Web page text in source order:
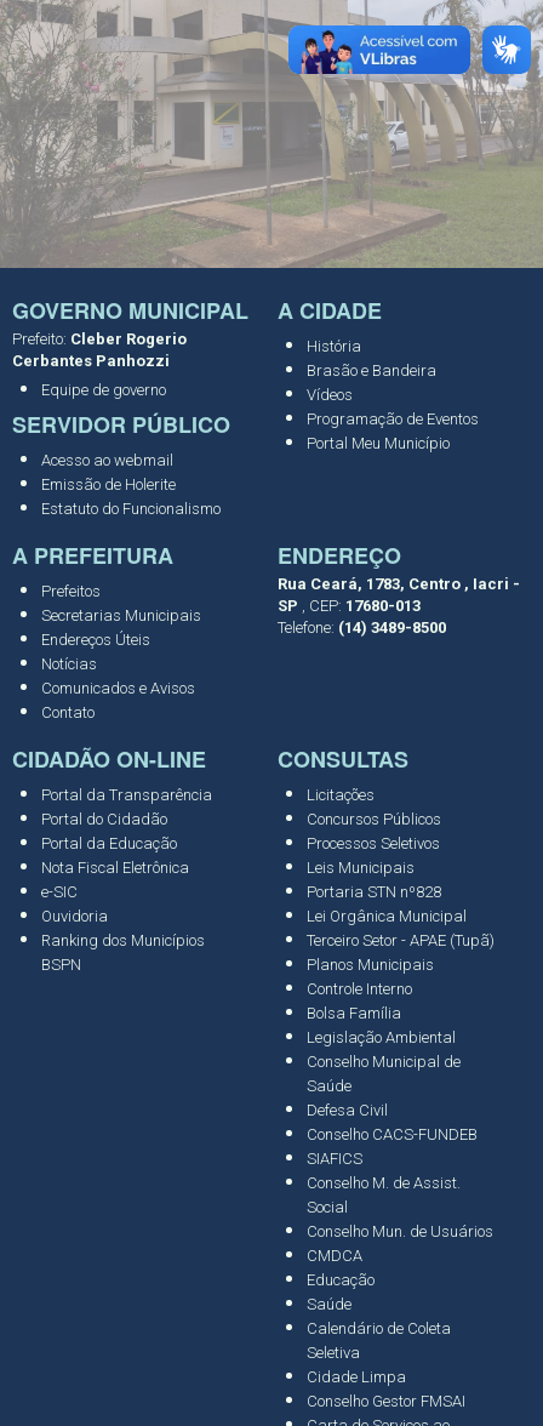
GOVERNO MUNICIPAL
Prefeito: Cleber Rogerio
Cerbantes Panhozzi
Equipe de governo
SERVIDOR PÚBLICO
Acesso ao webmail
Emissão de Holerite
Estatuto do Funcionalismo
A CIDADE
História
Brasão e Bandeira
Vídeos
Programação de Eventos
Portal Meu Município
A PREFEITURA
Prefeitos
Secretarias Municipais
Endereços Úteis
Notícias
Comunicados e Avisos
Contato
ENDEREÇO
Rua Ceará, 1783, Centro , Iacri -
SP , CEP: 17680-013
Telefone: (14) 3489-8500
CIDADÃO ON-LINE
Portal da Transparência
Portal do Cidadão
Portal da Educação
Nota Fiscal Eletrônica
e-SIC
Ouvidoria
Ranking dos Municípios
BSPN
CONSULTAS
Licitações
Concursos Públicos
Processos Seletivos
Leis Municipais
Portaria STN nº828
Lei Orgânica Municipal
Terceiro Setor - APAE (Tupã)
Planos Municipais
Controle Interno
Bolsa Família
Legislação Ambiental
Conselho Municipal de
Saúde
Defesa Civil
Conselho CACS-FUNDEB
SIAFICS
Conselho M. de Assist.
Social
Conselho Mun. de Usuários
CMDCA
Educação
Saúde
Calendário de Coleta
Seletiva
Cidade Limpa
Conselho Gestor FMSAI